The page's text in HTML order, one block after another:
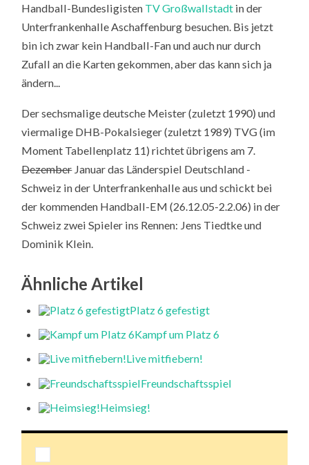
Handball-Bundesligisten TV Großwallstadt in der
Unterfrankenhalle Aschaffenburg besuchen. Bis jetzt
bin ich zwar kein Handball-Fan und auch nur durch
Zufall an die Karten gekommen, aber das kann sich ja
ändern...
Der sechsmalige deutsche Meister (zuletzt 1990) und
viermalige DHB-Pokalsieger (zuletzt 1989) TVG (im
Moment Tabellenplatz 11) richtet übrigens am 7.
DezemberJanuar das Länderspiel Deutschland -
Schweiz in der Unterfrankenhalle aus und schickt bei
der kommenden Handball-EM (26.12.05-2.2.06) in der
Schweiz zwei Spieler ins Rennen: Jens Tiedtke und
Dominik Klein.
Ähnliche Artikel
Platz 6 gefestigt
Kampf um Platz 6
Live mitfiebern!
Freundschaftsspiel
Heimsieg!